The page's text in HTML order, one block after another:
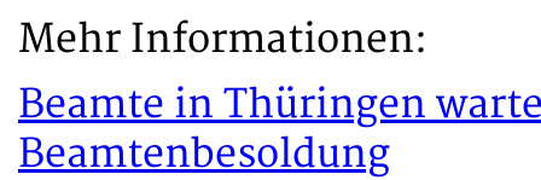
Mehr Informationen:
Beamte in Thüringen
Beamtenbesoldung